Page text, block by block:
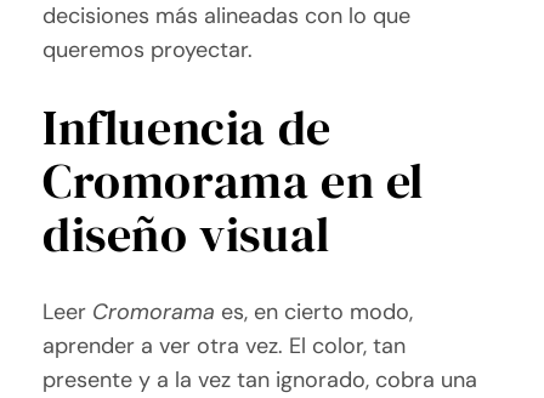
decisiones más alineadas con lo que
queremos proyectar.
Influencia de
Cromorama en el
diseño visual
Leer Cromorama es, en cierto modo,
aprender a ver otra vez. El color, tan
presente y a la vez tan ignorado, cobra una